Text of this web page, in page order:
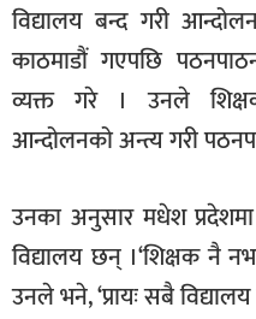
विद्यालय बन्द गरी
काठमाडौं गएपछि
व्यक्त गरे । उनले
आन्दोलनको अन्त्य गरी
उनका अनुसार मधेश
विद्यालय छन् ।‘शिक्षक नै
उनले भने, ‘प्रायः सबै